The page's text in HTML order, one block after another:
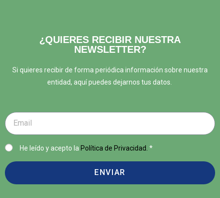
¿QUIERES RECIBIR NUESTRA
NEWSLETTER?
Si quieres recibir de forma periódica información sobre nuestra
entidad, aquí puedes dejarnos tus datos.
He leído y acepto la Política de Privacidad. *
ENVIAR